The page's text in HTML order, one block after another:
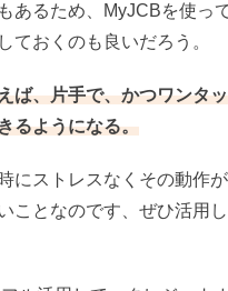
あるため、MyJCBを使っ
ておくのも良いだろう。
ば、片手で、かつワンタ
るようになる。
にストレスなくその動作
ことなのです、ぜひ活用